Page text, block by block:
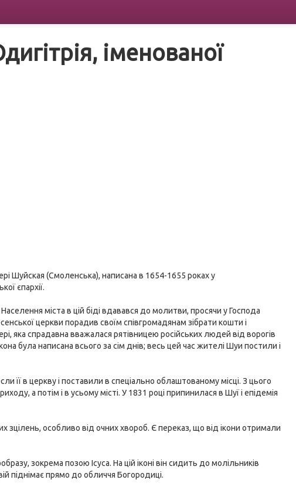
іменованої
Шуйская (Смоленська), написана в 1654-1655 роках у
єпархії.
міста в цій біді вдавався до молитви, просячи у Господа
церкви порадив своїм співгромадянам зібрати кошти і
яка спрадавна вважалася рятівницею російських людей від ворогів
була написана всього за сім днів; весь цей час жителі Шуи постили і
її в церкву і поставили в спеціально облаштованому місці. З цього
а потім і в усьому місті. У 1831 році припинилася в Шуї і епідемія
зцілень, особливо від очних хвороб. Є переказ, що від ікони отримали
зокрема позою Ісуса. На цій іконі він сидить до молільників
піднімає прямо до обличчя Богородиці.